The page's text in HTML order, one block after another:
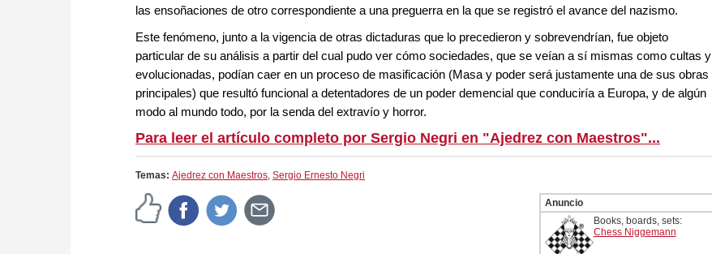
las ensoñaciones de otro correspondiente a una preguerra en la que se registró el avance del nazismo.
Este fenómeno, junto a la vigencia de otras dictaduras que lo precedieron y sobrevendrían, fue objeto
particular de su análisis a partir del cual pudo ver cómo sociedades, que se veían a sí mismas como cultas y
evolucionadas, podían caer en un proceso de masificación (Masa y poder será justamente una de sus obras
principales) que resultó funcional a detentadores de un poder demencial que conduciría a Europa, y de algún
modo al mundo todo, por la senda del extravío y horror.
Para leer el artículo completo por Sergio Negri en "Ajedrez con Maestros"...
Temas: Ajedrez con Maestros, Sergio Ernesto Negri
Anuncio
Books, boards, sets:
Chess Niggemann